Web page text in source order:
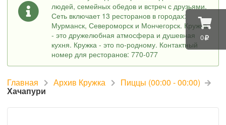
0
людей, семейных обедов и встреч с друзьями.
Сеть включает 13 ресторанов в городах:
Мурманск, Североморск и Мончегорск. Кружка
- это дружелюбная атмосфера и душевная
кухня. Кружка - это по-родному. Контактный
номер для ресторанов: 770-077
Главная Архив Кружка Пиццы (00:00 - 00:00)
Хачапури